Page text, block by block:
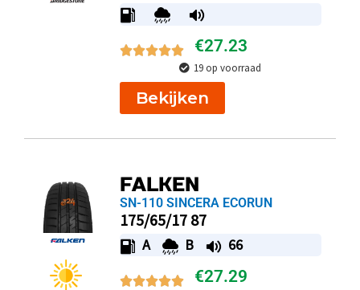
€27.23
19 op voorraad
Bekijken
FALKEN
SN-110 SINCERA ECORUN
175/65/17 87
A B 66
€27.29